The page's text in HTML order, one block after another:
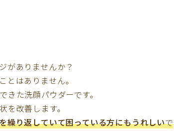
がありませんか？
とはありません。
た洗顔パウダーです。
を改善します。
繰り返していて困っている方にもうれしいで